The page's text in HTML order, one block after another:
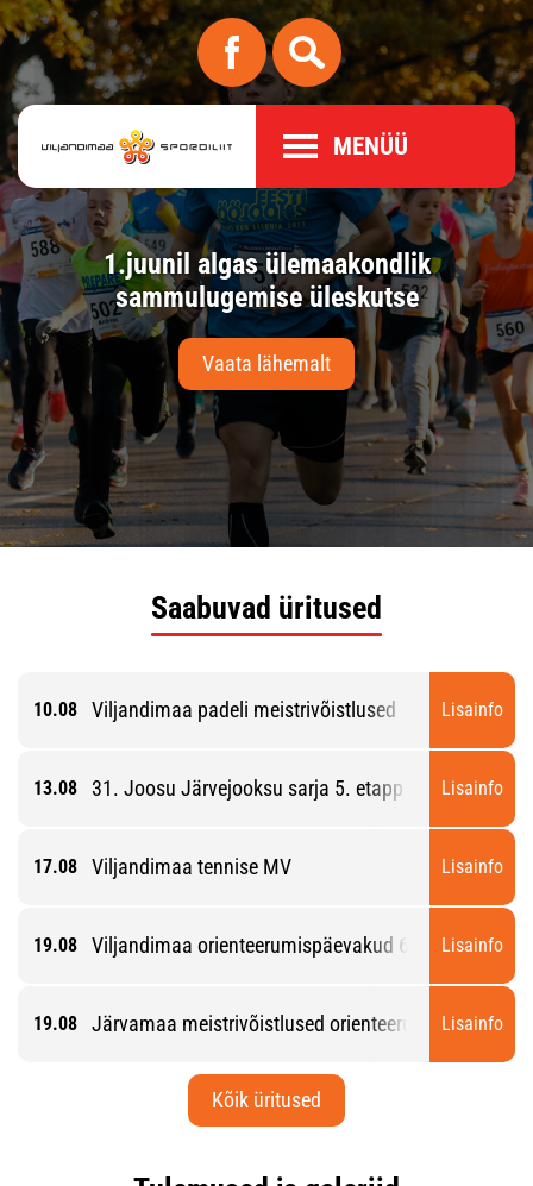
MENÜÜ
1.juunil algas ülemaakondlik
sammulugemise üleskutse
Vaata lähemalt
Saabuvad üritused
10.08 Viljandimaa padeli meistrivõistlused Lisainfo
13.08 31. Joosu Järvejooksu sarja 5. etapp Lisainfo
17.08 Viljandimaa tennise MV Lisainfo
19.08 Viljandimaa orienteerumispäevakud 6. etappLisainfo
19.08 Järvamaa meistrivõistlused orienteerumise lühirajal
Lisainfo
Kõik üritused